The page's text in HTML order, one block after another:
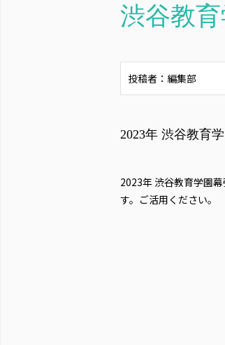
渋谷教育
投稿者：編集部
2023年 渋谷教育
2023年 渋谷教育学園
す。ご活用ください。